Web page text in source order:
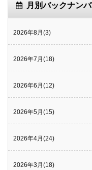
月別バックナン
2026年8月(3)
2026年7月(18)
2026年6月(12)
2026年5月(15)
2026年4月(24)
2026年3月(18)